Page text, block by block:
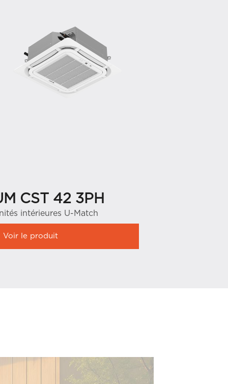
CST 42 3PH
intérieures U-Match
Voir le produit